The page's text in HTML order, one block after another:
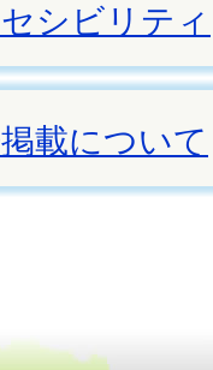
シビリティ
載について